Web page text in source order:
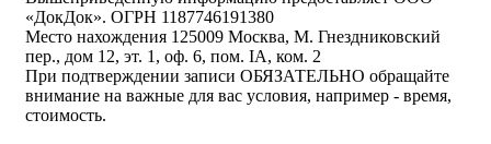
«ДокДок». ОГРН 1187746191380
Место нахождения 125009 Москва, М. Гнездниковский
пер., дом 12, эт. 1, оф. 6, пом. IA, ком. 2
При подтверждении записи ОБЯЗАТЕЛЬНО обращайте
внимание на важные для вас условия, например - время,
стоимость.